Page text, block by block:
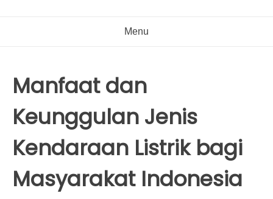
Menu
Manfaat dan
Keunggulan Jenis
Kendaraan Listrik bagi
Masyarakat Indonesia